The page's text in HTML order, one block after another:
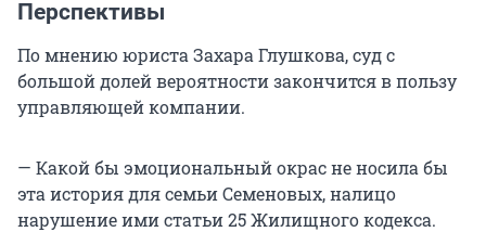
Перспективы
По мнению юриста Захара Глушкова, суд с
большой долей вероятности закончится в пользу
управляющей компании.
— Какой бы эмоциональный окрас не носила бы
эта история для семьи Семеновых, налицо
нарушение ими статьи 25 Жилищного кодекса.